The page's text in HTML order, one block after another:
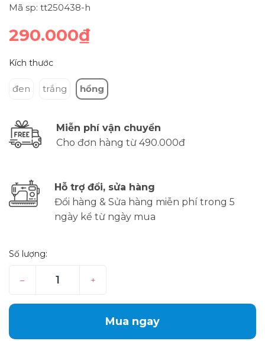
Mã sp: tt250438-h
290.000₫
Kích thước
đen trắng hồng
Miễn phí vận chuyển
Cho đơn hàng từ 490.000đ
Hỗ trợ đổi, sửa hàng
Đổi hàng & Sửa hàng miễn phí trong 5
ngày kể từ ngày mua
Số lượng:
– +
Mua ngay